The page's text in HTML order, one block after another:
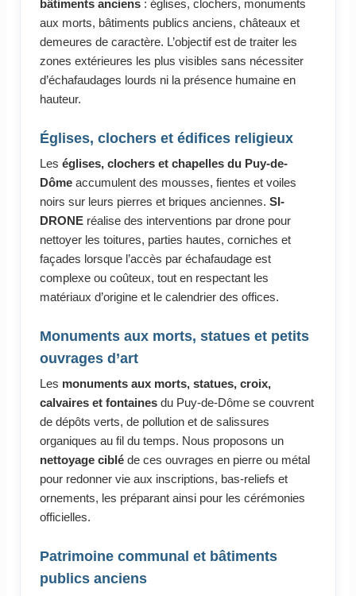
bâtiments anciens: églises, clochers, monuments
aux morts, bâtiments publics anciens, châteaux et
demeures de caractère. L’objectif est de traiter les
zones extérieures les plus visibles sans nécessiter
d’échafaudages lourds ni la présence humaine en
hauteur.
Églises, clochers et édifices religieux
Les églises, clochers et chapelles du Puy-de-
Dômeaccumulent des mousses, fientes et voiles
noirs sur leurs pierres et briques anciennes. SI-
DRONEréalise des interventions par drone pour
nettoyer les toitures, parties hautes, corniches et
façades lorsque l’accès par échafaudage est
complexe ou coûteux, tout en respectant les
matériaux d’origine et le calendrier des offices.
Monuments aux morts, statues et petits
ouvrages d’art
Les monuments aux morts, statues, croix,
calvaires et fontainesdu Puy-de-Dôme se couvrent
de dépôts verts, de pollution et de salissures
organiques au fil du temps. Nous proposons un
nettoyage cibléde ces ouvrages en pierre ou métal
pour redonner vie aux inscriptions, bas-reliefs et
ornements, les préparant ainsi pour les cérémonies
officielles.
Patrimoine communal et bâtiments
publics anciens